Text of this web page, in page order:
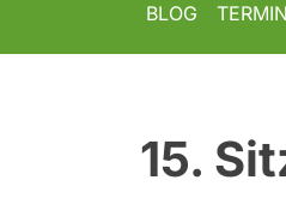
BLOG
15.